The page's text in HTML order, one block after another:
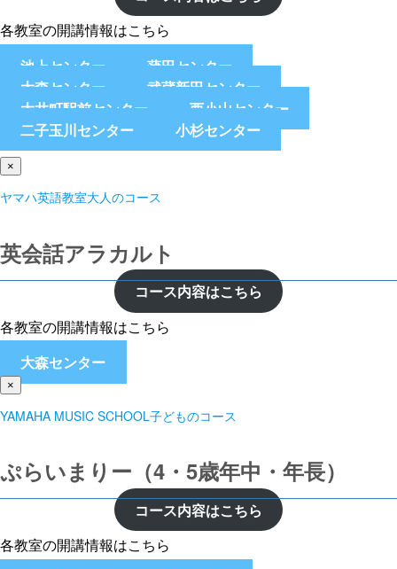
各教室の開講情報はこちら
池上センター
蒲田センター
大森センター
武蔵新田センター
大井町駅前センター
西小山センター
二子玉川センター
小杉センター
×
ヤマハ英語教室大人のコース
英会話アラカルト
コース内容はこちら
各教室の開講情報はこちら
大森センター
×
YAMAHA MUSIC SCHOOL子どものコース
ぷらいまりー（4・5歳年中・年長）
コース内容はこちら
各教室の開講情報はこちら